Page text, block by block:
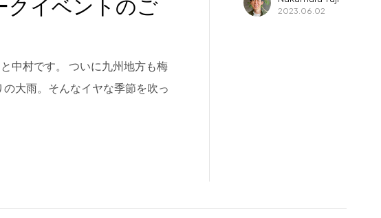
クイベントのご
中村です。 ついに九州地方も梅
大雨。そんなイヤな季節を吹っ
2023.06.02